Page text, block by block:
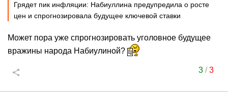
Грядет пик инфляции: Набиуллина предупредила о росте
цен и спрогнозировала будущее ключевой ставки
Может пора уже спрогнозировать уголовное будущее
вражины народа Набиулиной?
3/3